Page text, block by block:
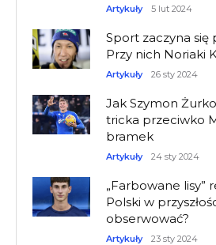
Artykuły 5 lut 2024
Sport zaczyna się
Przy nich Noriaki
Artykuły 26 sty 2024
Jak Szymon
tricka przeciwko
bramek
Artykuły 24 sty 2024
„Farbowane lisy”
Polski w
obserwować?
Artykuły 23 sty 2024